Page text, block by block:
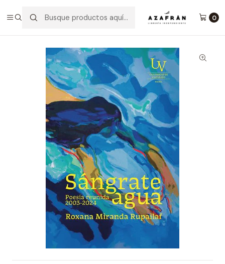
0
Sángrate Agua: Poesia Reunida 2003-2024